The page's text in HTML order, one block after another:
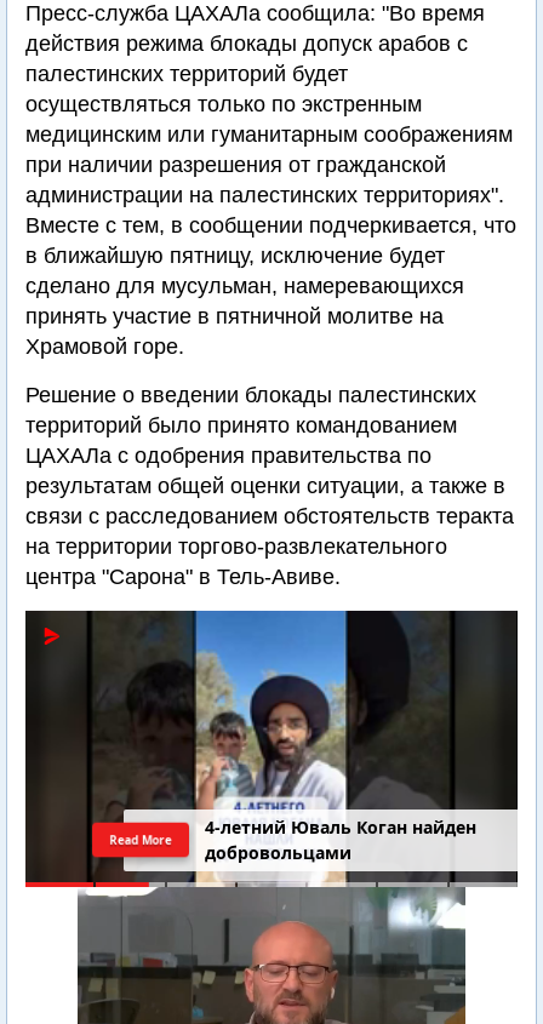
Пресс-служба ЦАХАЛа сообщила: "Во время
действия режима блокады допуск арабов с
палестинских территорий будет
осуществляться только по экстренным
медицинским или гуманитарным соображениям
при наличии разрешения от гражданской
администрации на палестинских территориях".
Вместе с тем, в сообщении подчеркивается, что
в ближайшую пятницу, исключение будет
сделано для мусульман, намеревающихся
принять участие в пятничной молитве на
Храмовой горе.
Решение о введении блокады палестинских
территорий было принято командованием
ЦАХАЛа с одобрения правительства по
результатам общей оценки ситуации, а также в
связи с расследованием обстоятельств теракта
на территории торгово-развлекательного
центра "Сарона" в Тель-Авиве.
4-летний Юваль Коган найден
добровольцами
Read More